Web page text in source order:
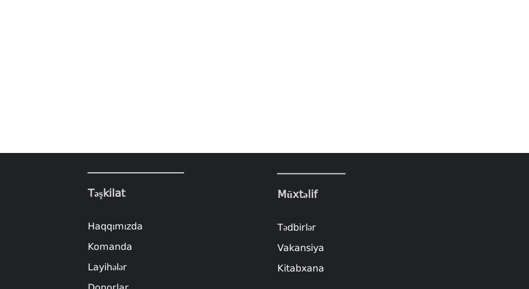
Təşkilat
Haqqımızda
Komanda
Layihələr
Müxtəlif
Tədbirlər
Vakansiya
Kitabxana